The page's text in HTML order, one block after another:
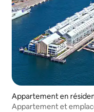
Appartement en
Appartement et